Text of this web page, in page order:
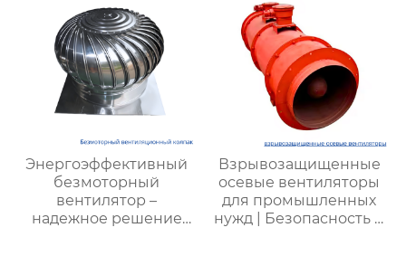
Энергоэффективный
безмоторный
вентилятор –
надежное решение
Взрывозащищенные
осевые вентиляторы
для промышленных
нужд | Безопасность и